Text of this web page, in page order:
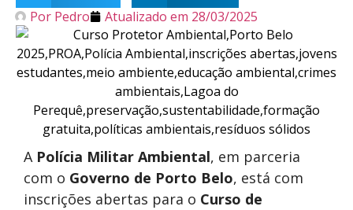
Por Pedro Atualizado em 28/03/2025
A Polícia Militar Ambiental, em parceria
com o Governo de Porto Belo, está com
inscrições abertas para o Curso de